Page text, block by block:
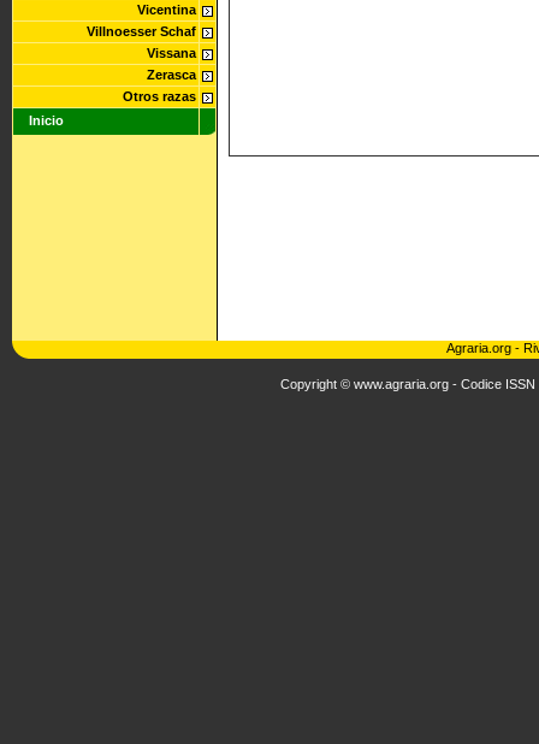
Vicentina
Villnoesser Schaf
Vissana
Zerasca
Otros razas
Inicio
Agraria.org -
Copyright © www.agraria.org - Codice